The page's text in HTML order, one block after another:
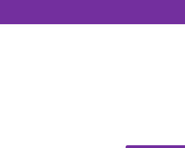
direct